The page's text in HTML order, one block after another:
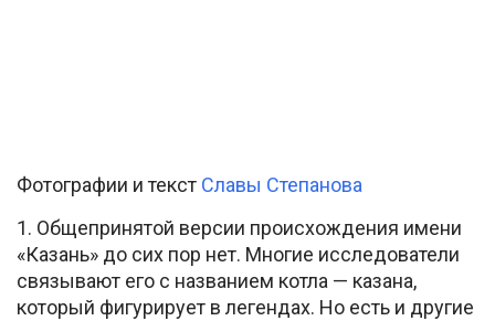
Фотографии и текст Славы Степанова
1. Общепринятой версии происхождения имени
«Казань» до сих пор нет. Многие исследователи
связывают его с названием котла — казана,
который фигурирует в легендах. Но есть и другие